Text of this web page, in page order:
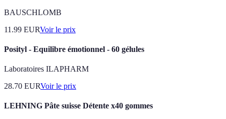
BAUSCHLOMB
11.99 EURVoir le prix
Posityl - Equilibre émotionnel - 60 gélules
Laboratoires ILAPHARM
28.70 EURVoir le prix
LEHNING Pâte suisse Détente x40 gommes